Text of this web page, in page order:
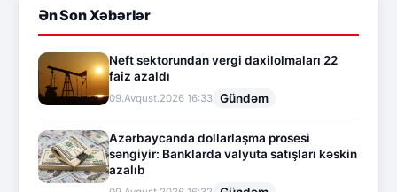
Ən Son Xəbərlər
Neft sektorundan vergi daxilolmaları 22
faiz azaldı
09.Avqust.2026 16:33 Gündəm
Azərbaycanda dollarlaşma prosesi
səngiyir: Banklarda valyuta satışları kəskin
azalıb